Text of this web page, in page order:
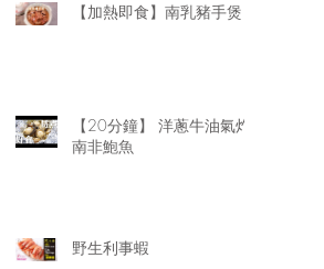
【加熱即食】南乳豬手煲
【20分鐘】 洋蔥牛油氣炸
南非鮑魚
野生利事蝦